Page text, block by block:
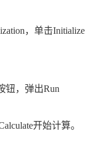
，单击Initialize
钮，弹出Run
开始计算。